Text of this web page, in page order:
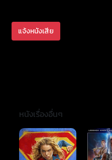
แจ้งหนังเสีย
หนังเรื่องอื่นๆ